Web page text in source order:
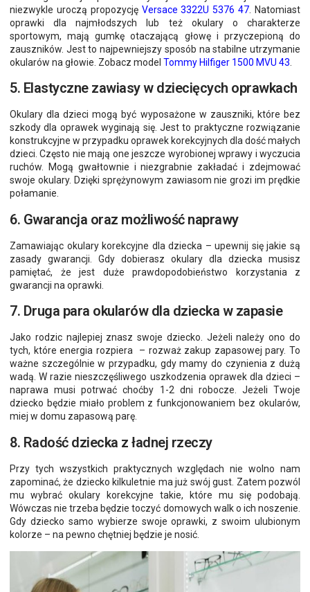
niezwykle uroczą propozycję Versace 3322U 5376 47 . Natomiast
oprawki dla najmłodszych lub też okulary o charakterze
sportowym, mają gumkę otaczającą głowę i przyczepioną do
zauszników. Jest to najpewniejszy sposób na stabilne utrzymanie
okularów na głowie. Zobacz model Tommy Hilfiger 1500 MVU 43
5. Elastyczne zawiasy w dziecięcych oprawkach
Okulary dla dzieci mogą być wyposażone w zauszniki, które bez
szkody dla oprawek wyginają się. Jest to praktyczne rozwiązanie
konstrukcyjne w przypadku oprawek korekcyjnych dla dość małych
dzieci. Często nie mają one jeszcze wyrobionej wprawy i wyczucia
ruchów. Mogą gwałtownie i niezgrabnie zakładać i zdejmować
swoje okulary. Dzięki sprężynowym zawiasom nie grozi im prędkie
połamanie.
6. Gwarancja oraz możliwość naprawy
Zamawiając okulary korekcyjne dla dziecka – upewnij się jakie są
zasady gwarancji. Gdy dobierasz okulary dla dziecka musisz
pamiętać, że jest duże prawdopodobieństwo korzystania z
gwarancji na oprawki.
7. Druga para okularów dla dziecka w zapasie
Jako rodzic najlepiej znasz swoje dziecko. Jeżeli należy ono do
tych, które energia rozpiera – rozważ zakup zapasowej pary. To
ważne szczególnie w przypadku, gdy mamy do czynienia z dużą
wadą. W razie nieszczęśliwego uszkodzenia oprawek dla dzieci –
naprawa musi potrwać choćby 1-2 dni robocze. Jeżeli Twoje
dziecko będzie miało problem z funkcjonowaniem bez okularów,
miej w domu zapasową parę.
8. Radość dziecka z ładnej rzeczy
Przy tych wszystkich praktycznych względach nie wolno nam
zapominać, że dziecko kilkuletnie ma już swój gust. Zatem pozwól
mu wybrać okulary korekcyjne takie, które mu się podobają.
Wówczas nie trzeba będzie toczyć domowych walk o ich noszenie.
Gdy dziecko samo wybierze swoje oprawki, z swoim ulubionym
kolorze – na pewno chętniej będzie je nosić.